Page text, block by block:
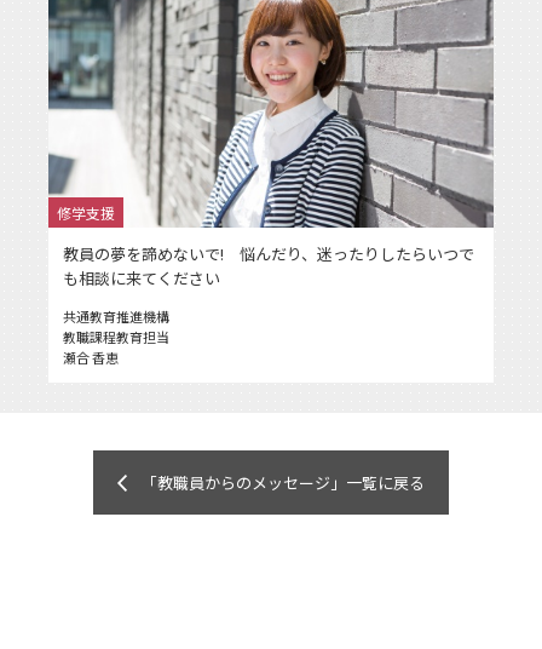
修学支援
教員の夢を諦めないで! 悩んだり、迷ったりしたらいつで
も相談に来てください
共通教育推進機構
教職課程教育担当
瀬合 香恵
「教職員からのメッセージ」一覧に戻る